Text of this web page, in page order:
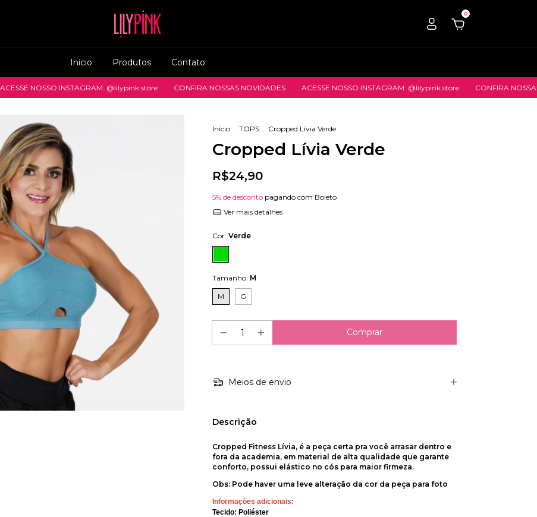
0
Início Produtos Contato
NOSSO INSTAGRAM: @lilypink.store CONFIRA NOSSAS NOVIDADES ACESSE NOSSO INSTAGRAM: @lilypink.store CONFIRA NOSSAS
Início . TOPS . Cropped Lívia Verde
Cropped Lívia Verde
R$24,90
5% de desconto pagando com Boleto
Ver mais detalhes
Cor: Verde
Tamanho: M
M G
Meios de envio
Descrição
Cropped Fitness Lívia, é a peça certa pra você arrasar dentro e
fora da academia, em material de alta qualidade que garante
conforto, possui elástico no cós para maior firmeza.
Obs: Pode haver uma leve alteração da cor da peça para foto
Informações adicionais:
Tecido: Poliéster